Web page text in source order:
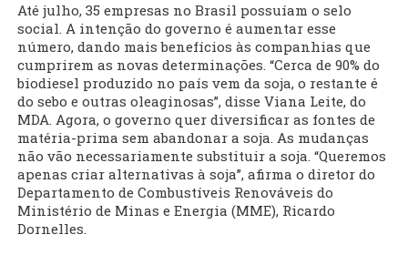
Até julho, 35 empresas no Brasil possuíam o selo
social. A intenção do governo é aumentar esse
número, dando mais benefícios às companhias que
cumprirem as novas determinações. “Cerca de 90% do
biodiesel produzido no país vem da soja, o restante é
do sebo e outras oleaginosas”, disse Viana Leite, do
MDA. Agora, o governo quer diversificar as fontes de
matéria-prima sem abandonar a soja. As mudanças
não vão necessariamente substituir a soja. “Queremos
apenas criar alternativas à soja”, afirma o diretor do
Departamento de Combustíveis Renováveis do
Ministério de Minas e Energia (MME), Ricardo
Dornelles.